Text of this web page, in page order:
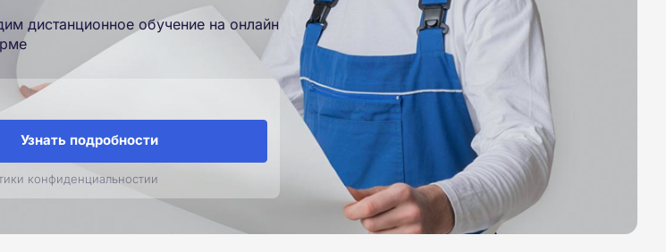
дистанционное обучение на онлайн
Узнать подробности
конфиденциальностии